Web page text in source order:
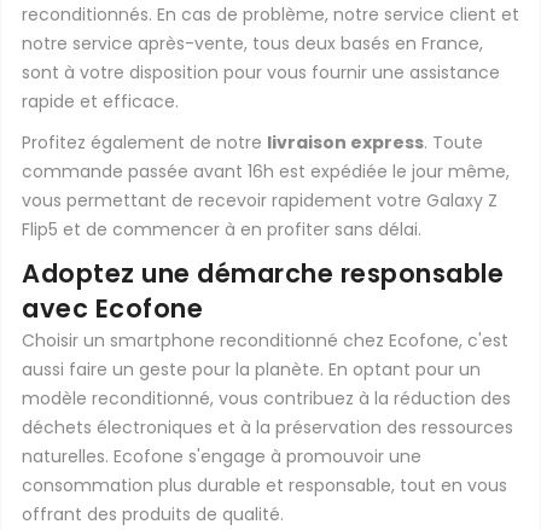
reconditionnés. En cas de problème, notre service client et
notre service après-vente, tous deux basés en France,
sont à votre disposition pour vous fournir une assistance
rapide et efficace.
Profitez également de notre livraison express. Toute
commande passée avant 16h est expédiée le jour même,
vous permettant de recevoir rapidement votre Galaxy Z
Flip5 et de commencer à en profiter sans délai.
Adoptez une démarche responsable
avec Ecofone
Choisir un smartphone reconditionné chez Ecofone, c'est
aussi faire un geste pour la planète. En optant pour un
modèle reconditionné, vous contribuez à la réduction des
déchets électroniques et à la préservation des ressources
naturelles. Ecofone s'engage à promouvoir une
consommation plus durable et responsable, tout en vous
offrant des produits de qualité.